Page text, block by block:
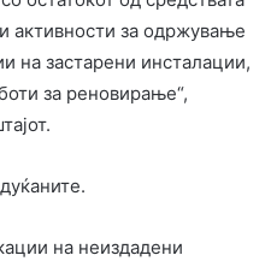
активности за одржување
на застарени инсталации,
за реновирање“,
на неиздадени